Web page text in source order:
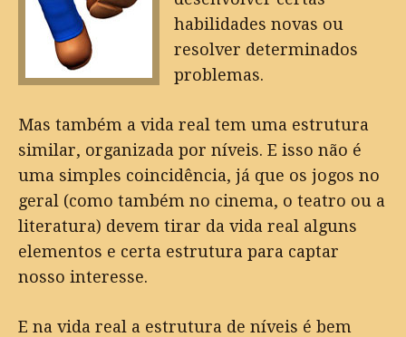
habilidades novas ou
resolver determinados
problemas.
Mas também a vida real tem uma estrutura
similar, organizada por níveis. E isso não é
uma simples coincidência, já que os jogos no
geral (como também no cinema, o teatro ou a
literatura) devem tirar da vida real alguns
elementos e certa estrutura para captar
nosso interesse.
E na vida real a estrutura de níveis é bem